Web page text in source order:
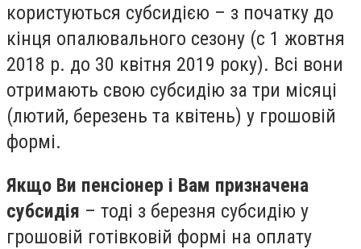
користуються субсидією – з початку до
кінця опалювального сезону (с 1 жовтня
2018 р. до 30 квітня 2019 року). Всі вони
отримають свою субсидію за три місяці
(лютий, березень та квітень) у грошовій
формі.
Якщо Ви пенсіонер і Вам призначена
субсидія – тоді з березня субсидію у
грошовій готівковій формі на оплату